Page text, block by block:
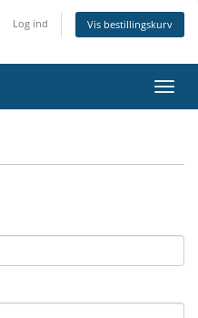
Log ind Vis bestillingskurv
Skift